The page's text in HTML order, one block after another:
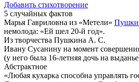
Добавить стихотворение
5 случайных фактов
Марья Гавриловна из «Метели»
немолода: «Ей шел 20-й год».
Из творчества Пушкина А. С.
Ивану Сусанину на момент
(у него была 16-летняя дочь на
Абстрактное
«Любая кухарка способна управлять